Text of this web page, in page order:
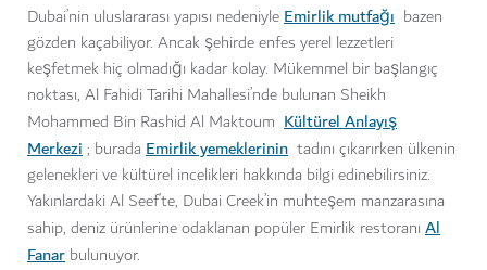
Dubai’nin uluslararası yapısı nedeniyleEmirlik mutfağı bazen
gözden kaçabiliyor. Ancak şehirde enfes yerel lezzetleri
keşfetmek hiç olmadığı kadar kolay. Mükemmel bir başlangıç
noktası, Al Fahidi Tarihi Mahallesi’nde bulunan Sheikh
Mohammed Bin Rashid Al Maktoum Kültürel Anlayış
Merkezi; burada Emirlik yemeklerinin tadını çıkarırken ülkenin
gelenekleri ve kültürel incelikleri hakkında bilgi edinebilirsiniz.
Yakınlardaki Al Seef’te, Dubai Creek’in muhteşem manzarasına
sahip, deniz ürünlerine odaklanan popüler Emirlik restoranı Al
Fanar bulunuyor.